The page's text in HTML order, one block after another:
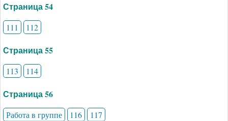
Страница 54
111 112
Страница 55
113 114
Страница 56
Работа в группе 116 117